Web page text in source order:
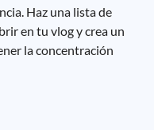
Haz una lista de
en tu vlog y crea un
la concentración